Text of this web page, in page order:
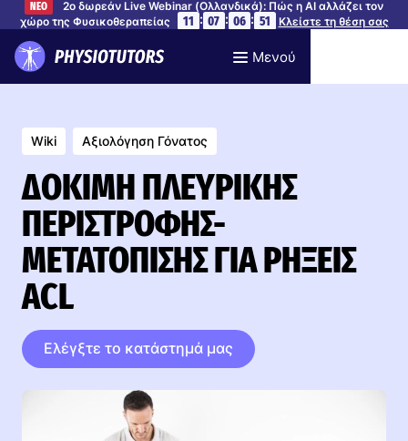
ΝΕΟ
2ο δωρεάν Live Webinar (Ολλανδικά): Πώς η AI αλλάζει τον
χώρο της Φυσικοθεραπείας
11 : 07 : 06 : 50 Κλείστε τη θέση σας
Μενού
Wiki Αξιολόγηση Γόνατος
ΔΟΚΙΜΉ ΠΛΕΥΡΙΚΉΣ
ΠΕΡΙΣΤΡΟΦΉΣ-
ΜΕΤΑΤΌΠΙΣΗΣ ΓΙΑ ΡΉΞΕΙΣ
ACL
Ελέγξτε το κατάστημά μας